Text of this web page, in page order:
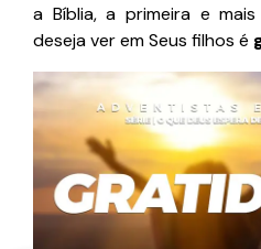
a Bíblia, a primeira e
deseja ver em Seus filhos é